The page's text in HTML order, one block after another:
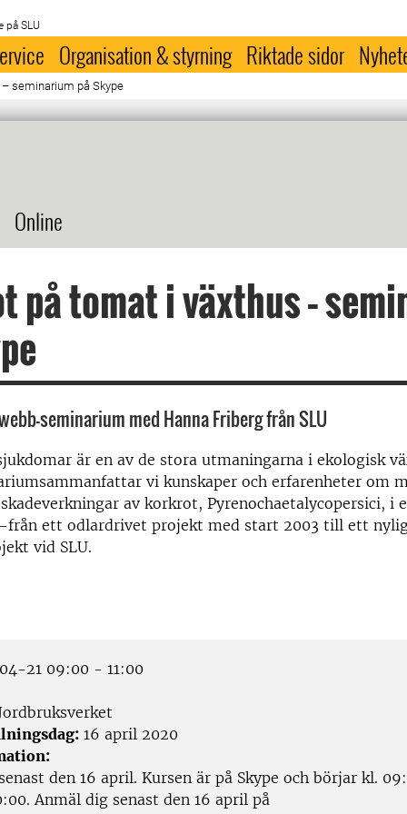
på SLU
Organisation & styrning Riktade sidor
seminarium på Skype
Online
på tomat i växthus –
seminarium med Hanna Friberg från SLU
är en av de stora utmaningarna i ekologisk
vi kunskaper och erfarenheter om
av korkrot, Pyrenochaetalycopersici, i
ett odlardrivet projekt med start 2003 till ett
vid SLU.
21 09:00 - 11:00
16 april 2020
den 16 april. Kursen är på Skype och börjar kl.
Anmäl dig senast den 16 april på